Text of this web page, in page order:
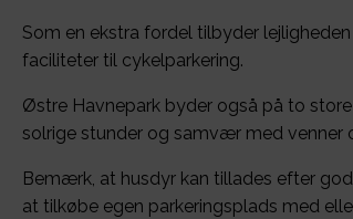
Som en ekstra fordel tilbyder
faciliteter til cykelparkering.
Østre Havnepark byder også på to
solrige stunder og samvær med venner
Bemærk, at husdyr kan tillades efter
at tilkøbe egen parkeringsplads med